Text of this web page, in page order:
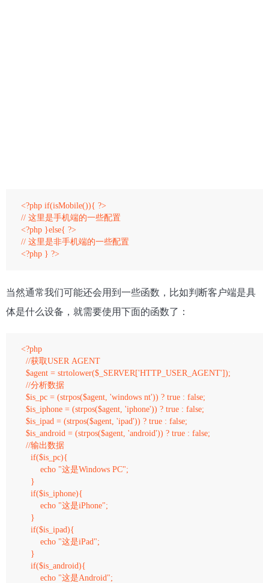
<?php if(isMobile()){ ?>
// 这里是手机端的一些配置
<?php }else{ ?>
// 这里是非手机端的一些配置
当然通常我们可能还会用到一些函数，比如判断客户端是具
体是什么设备，就需要使用下面的函数了：
<?php
  //获取USER AGENT
  $agent = strtolower($_SERVER['HTTP_USER_AGENT']);
  //分析数据
  $is_pc = (strpos($agent, 'windows nt')) ? true : false;
  $is_iphone = (strpos($agent, 'iphone')) ? true : false;
  $is_ipad = (strpos($agent, 'ipad')) ? true : false;
  $is_android = (strpos($agent, 'android')) ? true : false;
  //输出数据
    if($is_pc){
        echo "这是Windows PC";
    }
    if($is_iphone){
        echo "这是iPhone";
    }
    if($is_ipad){
        echo "这是iPad";
    }
    if($is_android){
        echo "这是Android";